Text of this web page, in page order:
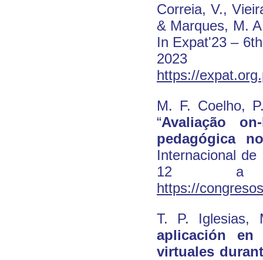
Correia, V.,
& Marques, M.
In Expat'23 –
2023
https://
M. F. Coelho,
“Avaliação
pedagógica
Internacional
12 a
https://
T. P. Iglesias,
aplicación en
virtuales